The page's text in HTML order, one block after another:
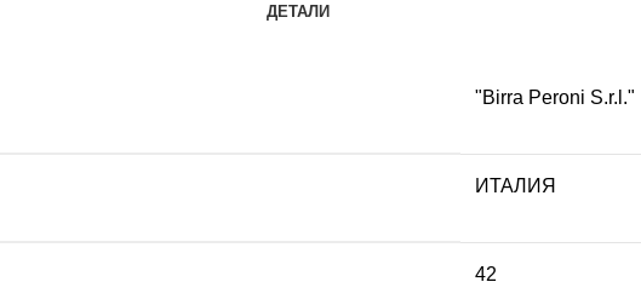
ДЕТАЛИ
"Birra Peroni S.r.l."
ИТАЛИЯ
42